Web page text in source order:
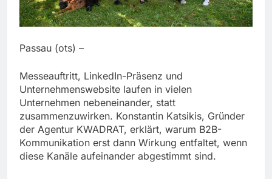
Passau (ots) –
Messeauftritt, LinkedIn-Präsenz und
Unternehmenswebsite laufen in vielen
Unternehmen nebeneinander, statt
zusammenzuwirken. Konstantin Katsikis, Gründer
der Agentur KWADRAT, erklärt, warum B2B-
Kommunikation erst dann Wirkung entfaltet, wenn
diese Kanäle aufeinander abgestimmt sind.